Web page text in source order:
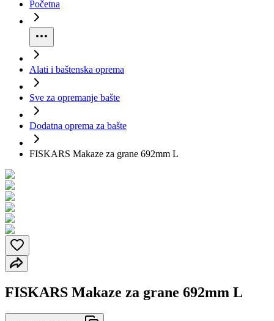
Početna
Alati i baštenska oprema
Sve za opremanje bašte
Dodatna oprema za bašte
FISKARS Makaze za grane 692mm L
FISKARS Makaze za grane 692mm L